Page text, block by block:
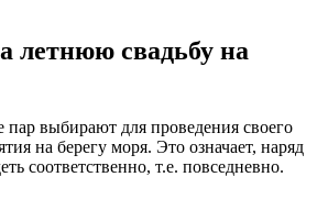
летнюю свадьбу на
выбирают для проведения своего
на берегу моря. Это означает, наряд
соответственно, т.е. повседневно.